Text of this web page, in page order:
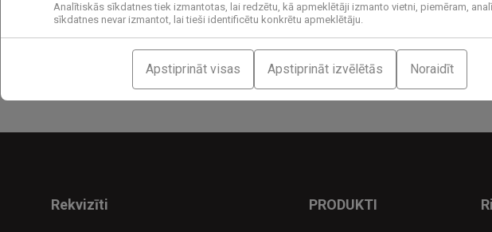
Analītiskās sīkdatnes tiek izmantotas, lai redzētu, kā apmeklētāji izmanto vietni, piemēram,
sīkdatnes nevar izmantot, lai tieši identificētu konkrētu apmeklētāju.
Noraidīt
Apstiprināt izvēlētās
Apstiprināt visas
Cilindriskie siltummaiņi Siltummaiņu
Rekvizīti PRODUKTI